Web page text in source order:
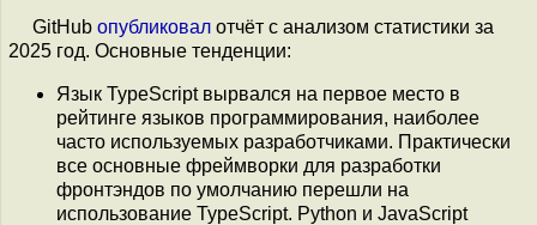
GitHub опубликовал отчёт с анализом статистики за
2025 год. Основные тенденции:
Язык TypeScript вырвался на первое место в
рейтинге языков программирования, наиболее
часто используемых разработчиками. Практически
все основные фреймворки для разработки
фронтэндов по умолчанию перешли на
использование TypeScript. Python и JavaScript